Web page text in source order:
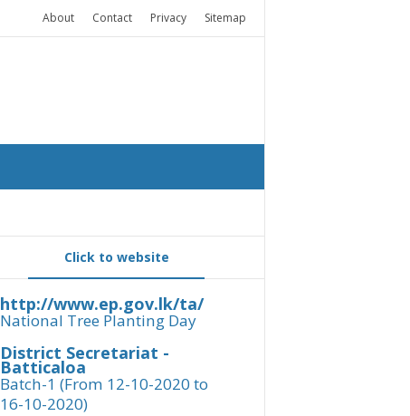
About Contact Privacy Sitemap
Click to website
http://www.ep.gov.lk/ta/
National Tree Planting Day
District Secretariat -
Batticaloa
Batch-1 (From 12-10-2020 to
16-10-2020)